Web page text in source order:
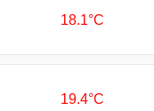
18.1°C
19.4°C